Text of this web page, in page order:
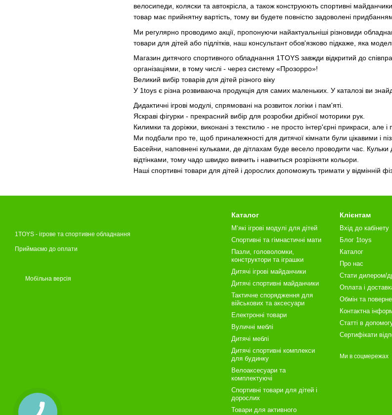
велосипеди, коляски та автокрісла, а також конструюють спортивні
товар має прийнятну вартість, тому ви будете повністю задоволені
Ми регулярно проводимо акції, пропонуючи найактуальніші різновиди
товари для дітей або підлітків, наш консультант обов'язково підкаже, яка
Магазин дитячого спортивного обладнання 1TOYS завжди відкритий до
організаціями, в тому числі - через систему «Прозорро»!
Великий вибір товарів для дітей різного віку
У 1toys є різна розвиваюча продукція для самих маленьких. У каталозі ви
Дидактичні ігрові модулі, спрямовані на розвиток логіки і пам'яті.
Яскраві фігурки - прекрасний вибір для розробки дрібної моторики рук.
Килимки та доріжки, виконані з текстилю - не просто інтер'єрні прикраси,
Ми подбали про те, щоб приналежності для дитячої кімнати були цікавими і
Басейни, наповнені кульками, де дітлахам буде весело проводити час.
відтінками, тому чадо швидко вивчить і навчиться розрізняти кольори.
Наші спортивні товари для дітей і дорослих допоможуть тримати у відмінній
1TOYS - ігрове та спортивне обладнання
Приймаємо до оплати
Мобільна версія
Каталог
М‘які ігрові модулі для дітей
Спортивні та гімнастичні мати
Пазли, головоломки,
конструктори та іграшки
Дитячі ігрові майданчики
Дитячі спортивні майданчики
Тактичне спорядження для
військових та аксесуари
Електронні товари
Вуличні меблі
Дитячі меблі
Дитячі спортивні комплекси
для будинку
Велоаксесуари та
комплектуючі
Спортивні товари для дітей і
дорослих
Товари для активного
Клієнтам
Вхід до кабінету
Блог 1toys
Каталог
Про нас
Стати дилером/
Оплата і
Обмін та
Контактна
Статті в
Сертифікати
Ми в соцмережах